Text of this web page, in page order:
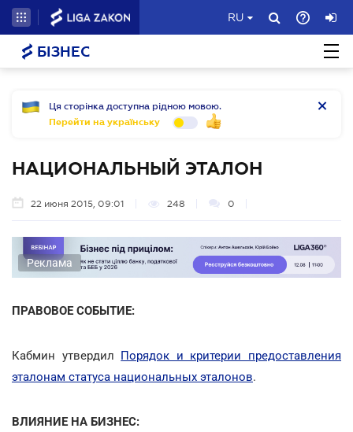
RU
БІЗНЕС
Ця сторінка доступна рідною мовою.
Перейти на українську
НАЦИОНАЛЬНЫЙ ЭТАЛОН
22 июня 2015, 09:01 248 0
Реклама
ПРАВОВОЕ СОБЫТИЕ:
Кабмин утвердил Порядок и критерии предоставления
эталонам статуса национальных эталонов.
ВЛИЯНИЕ НА БИЗНЕС: